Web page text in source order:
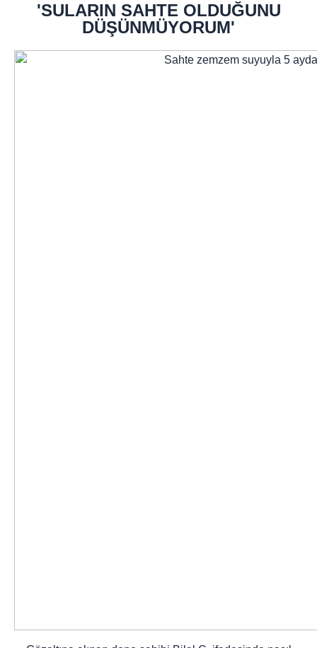
'SULARIN SAHTE OLDUĞUNU
DÜŞÜNMÜYORUM'